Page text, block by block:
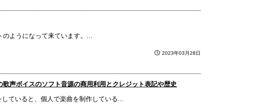
ようになって来ています。...
2023年03月28日
声ボイスのソフト音源の商用利用とクレジット表記や歴史
ていると、個人で楽曲を制作している...